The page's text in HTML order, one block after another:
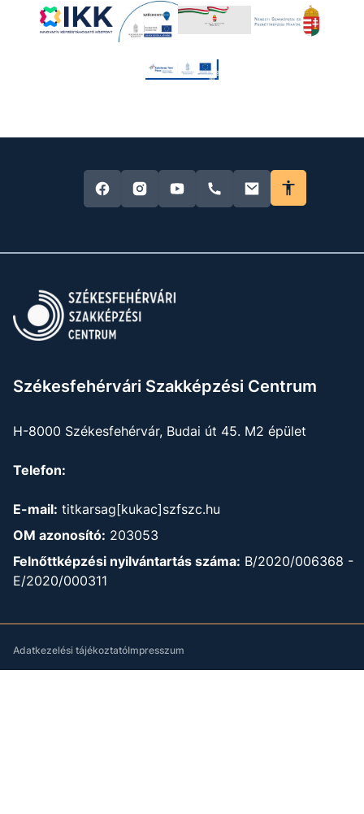
Székesfehérvári Szakképzési Centrum
H-8000 Székesfehérvár, Budai út 45. M2 épület
Telefon:
E-mail: titkarsag[kukac]szfszc.hu
OM azonosító: 203053
Felnőttképzési nyilvántartás száma: B/2020/006368 -
E/2020/000311
Adatkezelési tájékoztatóImpresszum